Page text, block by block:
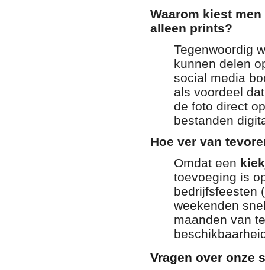
Waarom kiest
alleen prints?
Tegenwoordig
kunnen delen
social media
als voordeel
de foto direct
bestanden
Hoe ver van
Omdat een
toevoeging is
bedrijfsfeesten
weekenden
maanden van
Vragen over onze